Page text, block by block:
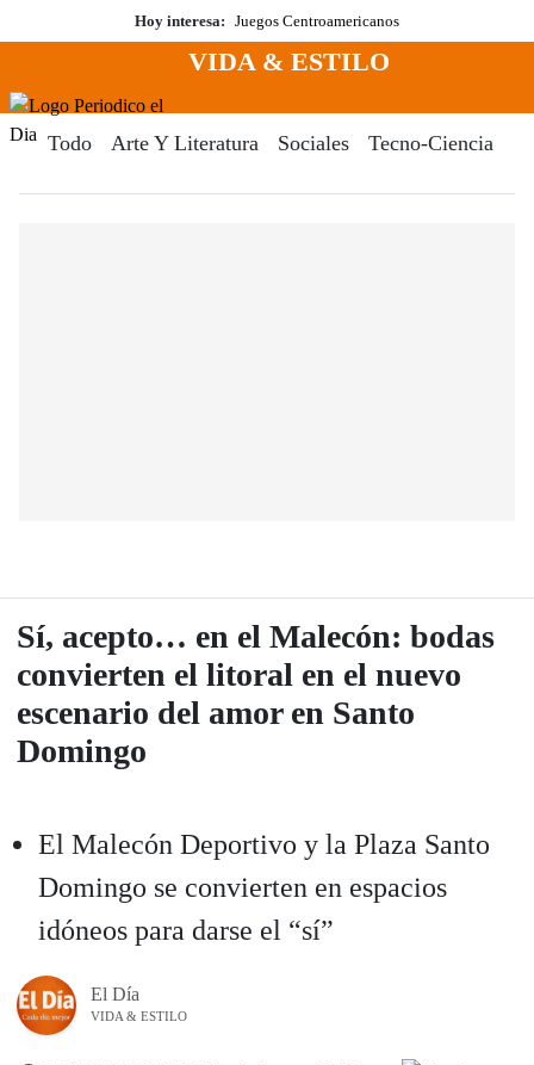
al
Hoy interesa: Juegos Centroamericanos
Menú
VIDA & ESTILO
Todo Arte Y Literatura Sociales Tecno-Ciencia
Sí, acepto… en el Malecón: bodas
convierten el litoral en el nuevo
escenario del amor en Santo
Domingo
El Malecón Deportivo y la Plaza Santo
Domingo se convierten en espacios
idóneos para darse el “sí”
El Día
VIDA & ESTILO